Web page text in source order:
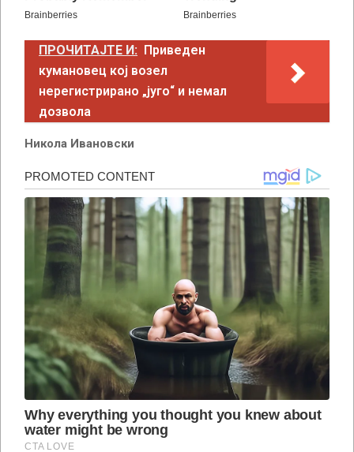
ПРОЧИТАЈТЕ И: Приведен
кумановец кој возел
нерегистрирано „југо“ и немал
дозвола
Никола Ивановски